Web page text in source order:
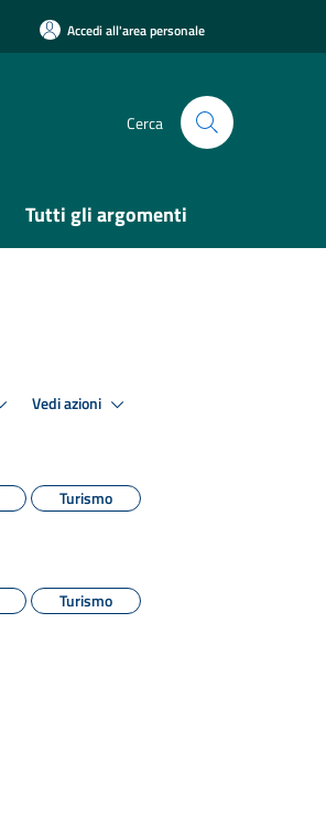
Accedi all'area personale
Cerca
Tutti gli argomenti
Vedi azioni
Turismo
Turismo